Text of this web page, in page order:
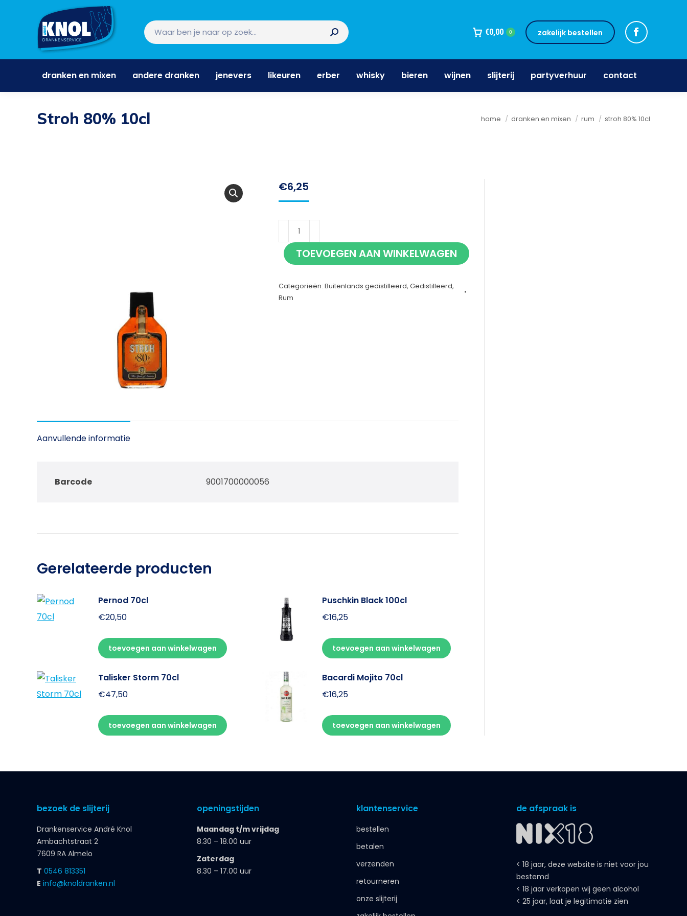
€0,00 0 zakelijk bestellen
dranken en mixen andere dranken jenevers likeuren erber whisky bieren wijnen slijterij partyverhuur contact
Stroh 80% 10cl Je bent hier:
home dranken en mixen rum stroh 80% 10cl
€6,25
Stroh
80%
10cl
TOEVOEGEN AAN WINKELWAGEN
Categorieën: Buitenlands gedistilleerd, Gedistilleerd,
Rum
Aanvullende informatie
Barcode 9001700000056
Gerelateerde producten
Pernod 70cl
€20,50
toevoegen aan winkelwagen
Puschkin Black 100cl
€16,25
toevoegen aan winkelwagen
Talisker Storm 70cl
€47,50
toevoegen aan winkelwagen
Bacardi Mojito 70cl
€16,25
toevoegen aan winkelwagen
bezoek de slijterij
Drankenservice André Knol
Ambachtstraat 2
7609 RA Almelo
T 0546 813351
E info@knoldranken.nl
openingstijden
Maandag t/m vrijdag
8.30 – 18.00 uur
Zaterdag
8.30 – 17.00 uur
klantenservice
bestellen
betalen
verzenden
retourneren
onze slijterij
de afspraak is
< 18 jaar, deze website is niet voor jou
bestemd
< 18 jaar verkopen wij geen alcohol
< 25 jaar, laat je legitimatie zien
dranken en mixen